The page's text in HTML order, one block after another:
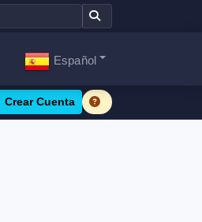
Español
Crear Cuenta